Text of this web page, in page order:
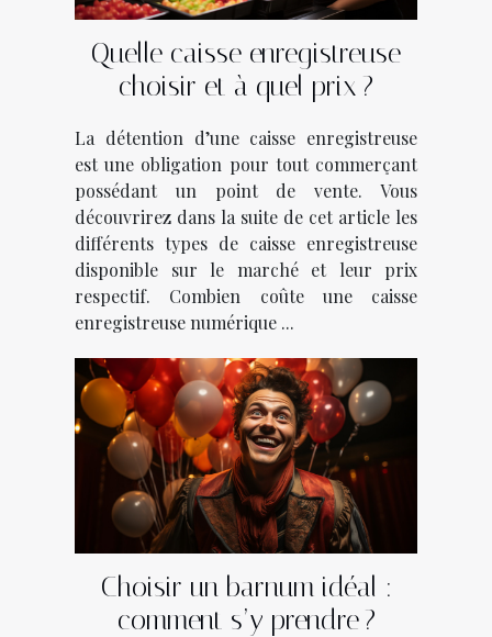
Quelle caisse enregistreuse
choisir et à quel prix ?
La détention d’une caisse enregistreuse
est une obligation pour tout commerçant
possédant un point de vente. Vous
découvrirez dans la suite de cet article les
différents types de caisse enregistreuse
disponible sur le marché et leur prix
respectif. Combien coûte une caisse
enregistreuse numérique ...
Choisir un barnum idéal :
comment s’y prendre ?